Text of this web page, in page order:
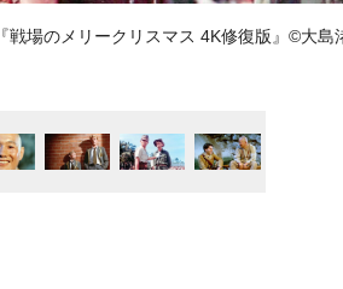
『戦場のメリークリスマス 4K修復版』©大島